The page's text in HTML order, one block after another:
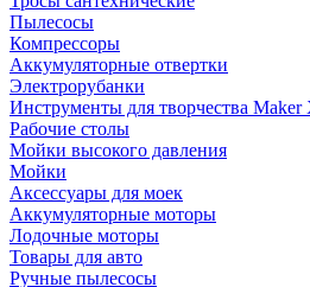
Пылесосы
Компрессоры
Аккумуляторные отвертки
Электрорубанки
Инструменты для творчества Maker
Рабочие столы
Мойки высокого давления
Мойки
Аксессуары для моек
Аккумуляторные моторы
Лодочные моторы
Товары для авто
Ручные пылесосы